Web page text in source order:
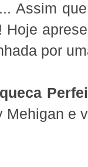
Assim
Hoje
por
Mehigan e